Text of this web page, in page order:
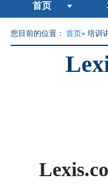
首页
您目前的位置： 首页» 培训